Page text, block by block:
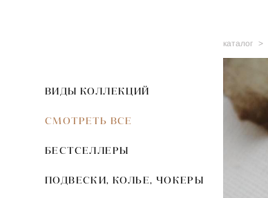
ВИДЫ КОЛЛЕКЦИЙ
СМОТРЕТЬ ВСЕ
БЕСТСЕЛЛЕРЫ
ПОДВЕСКИ, КОЛЬЕ, ЧОКЕРЫ
каталог >